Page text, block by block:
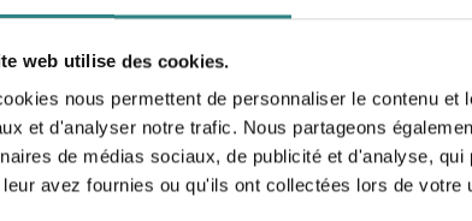
web utilise des cookies.
nous permettent de personnaliser le contenu
et d'analyser notre trafic. Nous partageons
de médias sociaux, de publicité et d'analyse,
avez fournies ou qu'ils ont collectées lors de votre
simple QR code placed on the